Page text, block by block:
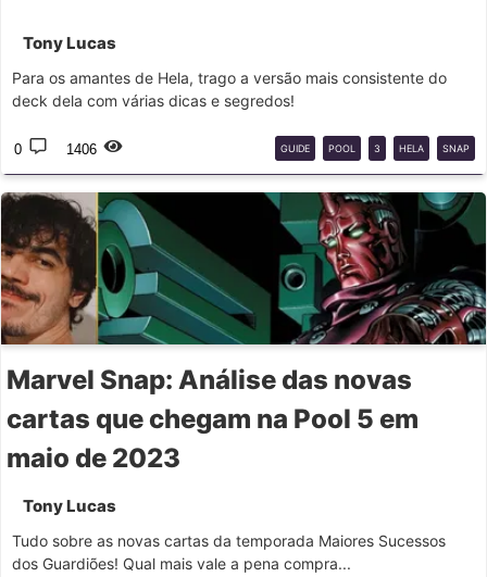
Tony Lucas
Para os amantes de Hela, trago a versão mais consistente do
deck dela com várias dicas e segredos!
0 1406 GUIDE POOL 3 HELA SNAP
Marvel Snap: Análise das novas
cartas que chegam na Pool 5 em
maio de 2023
Tony Lucas
Tudo sobre as novas cartas da temporada Maiores Sucessos
dos Guardiões! Qual mais vale a pena compra...